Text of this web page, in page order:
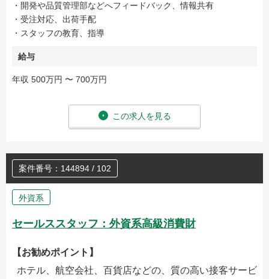
・開発や品質管理部などへフィードバック、情報共有
・受注対応、出荷手配
・スタッフの教育、指導
給与
年収 500万円 〜 700万円
この求人を見る
案件番号：144894 / 102
外資系
セールススタッフ：外資系高級消費財
【お勧めポイント】
ホテル、航空会社、百貨店などの、質の高い接客サービ